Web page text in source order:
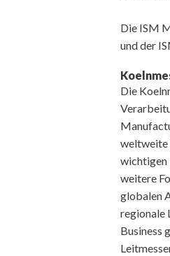
Die ISM
und der
Die
weltweite
wichtigen
weitere
globalen
regionale
Business